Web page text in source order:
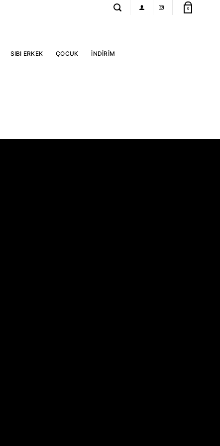
0
SIBI ERKEK ÇOCUK İNDİRİM